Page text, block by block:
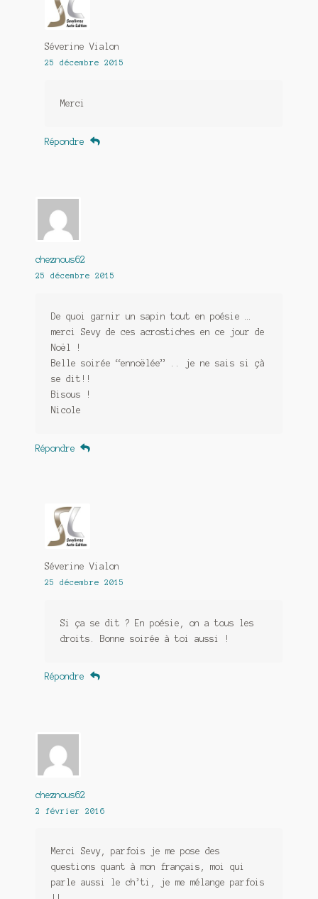
Séverine Vialon
25 décembre 2015
Merci
Répondre
cheznous62
25 décembre 2015
De quoi garnir un sapin tout en poésie …
merci Sevy de ces acrostiches en ce jour de
Noël !
Belle soirée “ennoëlée” .. je ne sais si çà
se dit!!
Bisous !
Nicole
Répondre
Séverine Vialon
25 décembre 2015
Si ça se dit ? En poésie, on a tous les
droits. Bonne soirée à toi aussi !
Répondre
cheznous62
2 février 2016
Merci Sevy, parfois je me pose des
questions quant à mon français, moi qui
parle aussi le ch’ti, je me mélange parfois